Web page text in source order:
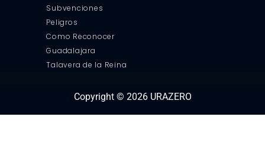
Subvenciones
Peligros
Como Reconocer
Guadalajara
Talavera de la Reina
Copyright © 2026 URAZERO